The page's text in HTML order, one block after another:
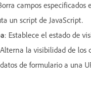
campos especificados
un script de JavaScript.
: Establece el estado de
la visibilidad de los
de formulario a una